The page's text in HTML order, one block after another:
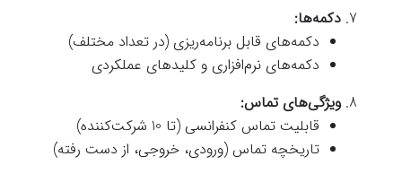
دکمه‌ها:
دکمه‌های قابل برنامه‌ریزی (در تعداد مختلف)
دکمه‌های نرم‌افزاری و کلیدهای عملکردی
ویژگی‌های تماس:
قابلیت تماس کنفرانسی (تا 10 شرکت‌کننده)
تاریخچه تماس (ورودی، خروجی، از دست رفته)